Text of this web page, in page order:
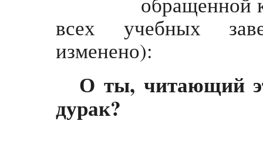
всех учебных
изменено):
О ты, читающий
дурак?